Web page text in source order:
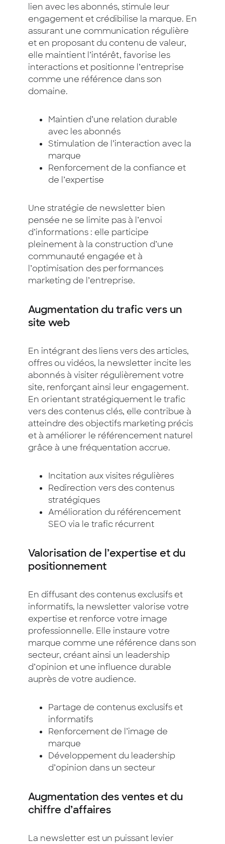
lien avec les abonnés, stimule leur
engagement et crédibilise la marque. En
assurant une communication régulière
et en proposant du contenu de valeur,
elle maintient l’intérêt, favorise les
interactions et positionne l’entreprise
comme une référence dans son
domaine.
Maintien d’une relation durable
avec les abonnés
Stimulation de l’interaction avec la
marque
Renforcement de la confiance et
de l’expertise
Une stratégie de newsletter bien
pensée ne se limite pas à l’envoi
d’informations : elle participe
pleinement à la construction d’une
communauté engagée et à
l’optimisation des performances
marketing de l’entreprise.
Augmentation du trafic vers un
site web
En intégrant des liens vers des articles,
offres ou vidéos, la newsletter incite les
abonnés à visiter régulièrement votre
site, renforçant ainsi leur engagement.
En orientant stratégiquement le trafic
vers des contenus clés, elle contribue à
atteindre des objectifs marketing précis
et à améliorer le référencement naturel
grâce à une fréquentation accrue.
Incitation aux visites régulières
Redirection vers des contenus
stratégiques
Amélioration du référencement
SEO via le trafic récurrent
Valorisation de l’expertise et du
positionnement
En diffusant des contenus exclusifs et
informatifs, la newsletter valorise votre
expertise et renforce votre image
professionnelle. Elle instaure votre
marque comme une référence dans son
secteur, créant ainsi un leadership
d’opinion et une influence durable
auprès de votre audience.
Partage de contenus exclusifs et
informatifs
Renforcement de l’image de
marque
Développement du leadership
d’opinion dans un secteur
Augmentation des ventes et du
chiffre d’affaires
La newsletter est un puissant levier